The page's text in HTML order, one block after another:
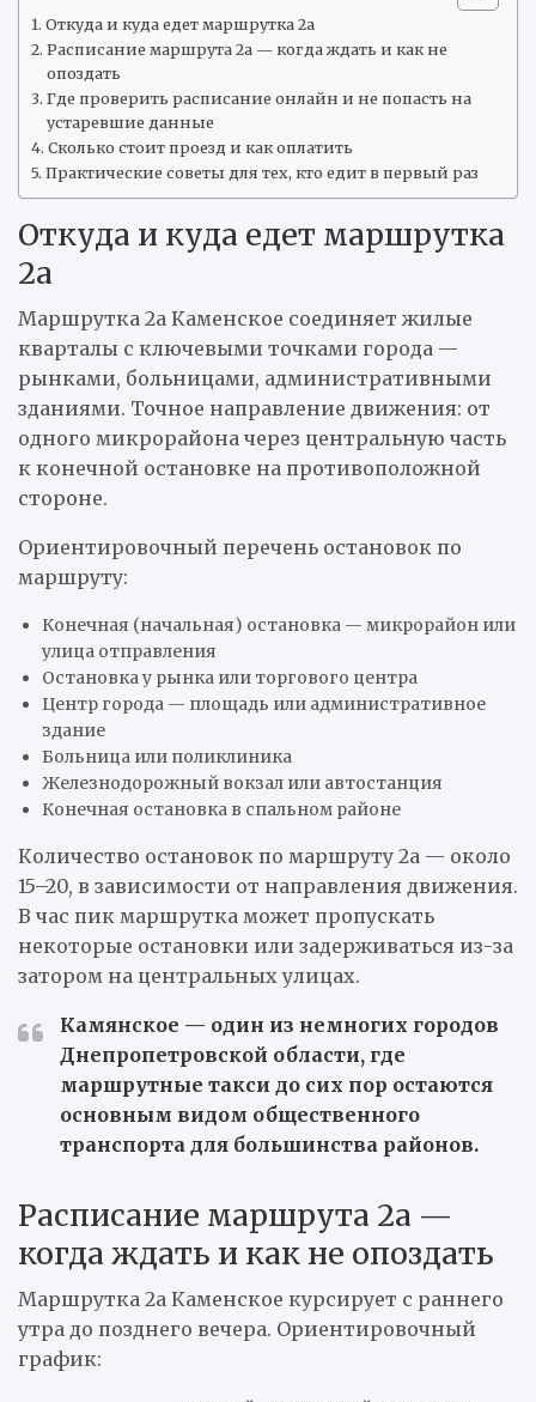
Откуда и куда едет маршрутка 2а
Расписание маршрута 2а — когда ждать и как не
опоздать
Где проверить расписание онлайн и не попасть на
устаревшие данные
Сколько стоит проезд и как оплатить
Практические советы для тех, кто едит в первый раз
Откуда и куда едет маршрутка
2а
Маршрутка 2а Каменское соединяет жилые
кварталы с ключевыми точками города —
рынками, больницами, административными
зданиями. Точное направление движения: от
одного микрорайона через центральную часть
к конечной остановке на противоположной
стороне.
Ориентировочный перечень остановок по
маршруту:
Конечная (начальная) остановка — микрорайон или
улица отправления
Остановка у рынка или торгового центра
Центр города — площадь или административное
здание
Больница или поликлиника
Железнодорожный вокзал или автостанция
Конечная остановка в спальном районе
Количество остановок по маршруту 2а — около
15–20, в зависимости от направления движения.
В час пик маршрутка может пропускать
некоторые остановки или задерживаться из-за
затором на центральных улицах.
Камянское — один из немногих городов
Днепропетровской области, где
маршрутные такси до сих пор остаются
основным видом общественного
транспорта для большинства районов.
Расписание маршрута 2а —
когда ждать и как не опоздать
Маршрутка 2а Каменское курсирует с раннего
утра до позднего вечера. Ориентировочный
график: